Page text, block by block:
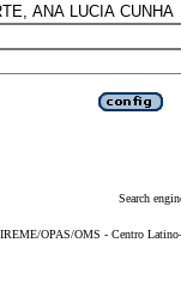
Search
OPAS/OMS - Centro Latino-